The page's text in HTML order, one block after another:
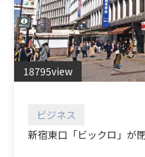
18795view
ビジネス
新宿東口「ビックロ」が